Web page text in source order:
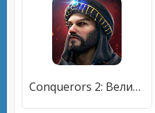
Conquerors 2: Величие Султанов